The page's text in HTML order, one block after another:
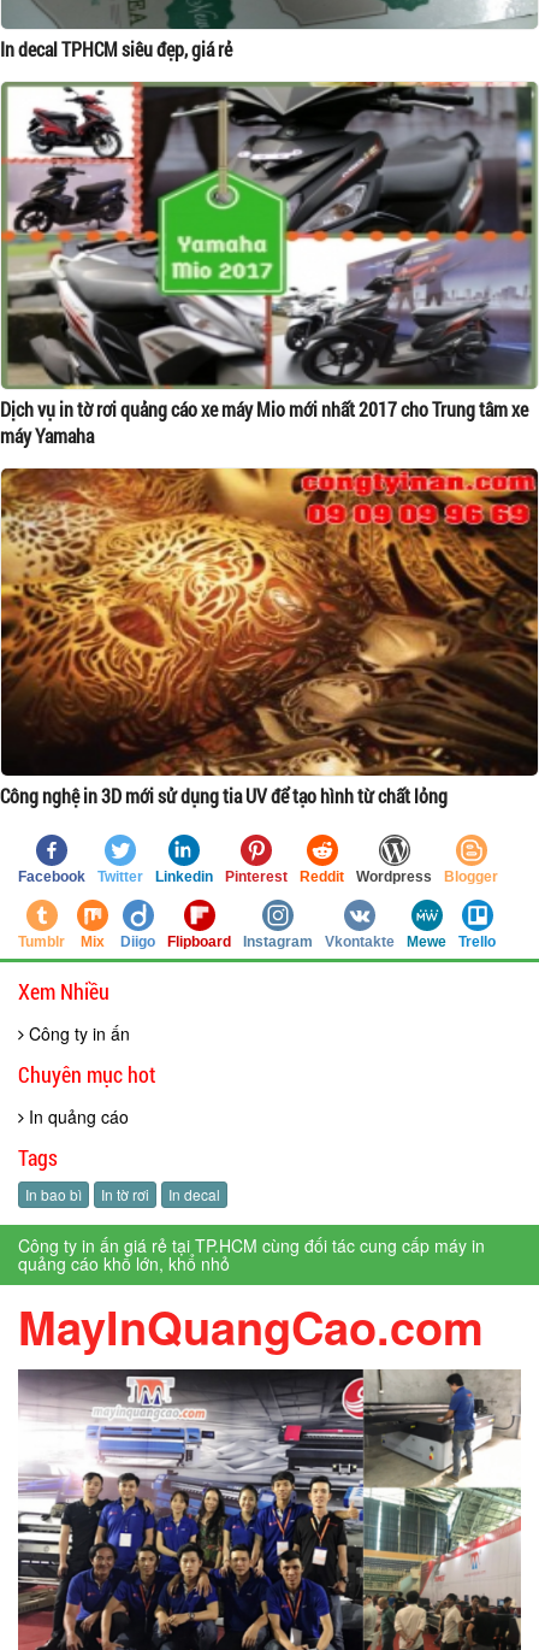
In decal TPHCM siêu đẹp, giá rẻ
Dịch vụ in tờ rơi quảng cáo xe máy Mio mới nhất 2017 cho Trung tâm xe
máy Yamaha
Công nghệ in 3D mới sử dụng tia UV để tạo hình từ chất lỏng
Facebook Twitter Linkedin Pinterest Reddit Wordpress Blogger
Tumblr Mix Diigo Flipboard Instagram Vkontakte Mewe Trello
Xem Nhiều
Công ty in ấn
Chuyên mục hot
In quảng cáo
Tags
In bao bì In tờ rơi In decal
Công ty in ấn giá rẻ tại TP.HCM cùng đối tác cung cấp máy in
quảng cáo khổ lớn, khổ nhỏ
MayInQuangCao.com